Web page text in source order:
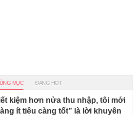
MỤC ĐANG HOT
kiệm hơn nửa thu nhập, tôi mới
ít tiêu càng tốt” là lời khuyên